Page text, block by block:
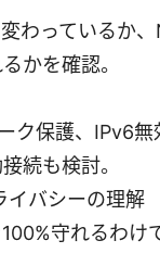
わっているか
かを確認。
ク保護、IPv6
続も検討。
イバシーの理解
守れるわ